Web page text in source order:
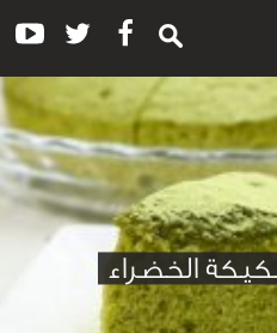
الخضراء